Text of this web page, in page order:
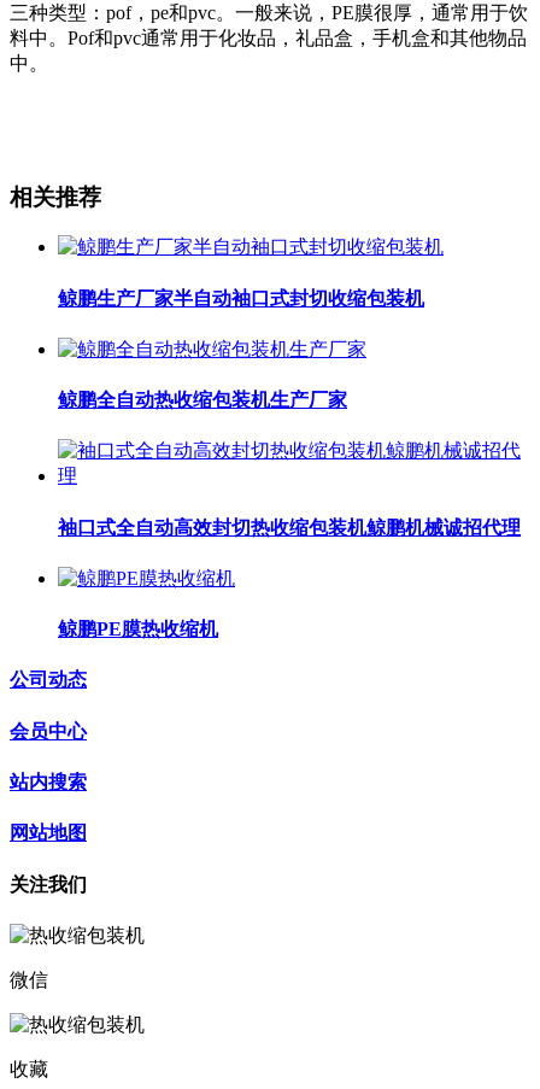
三种类型：pof，pe和pvc。一般来说，PE膜很厚，通常用于饮
料中。Pof和pvc通常用于化妆品，礼品盒，手机盒和其他物品
中。
相关推荐
鲸鹏生产厂家半自动袖口式封切收缩包装机
鲸鹏全自动热收缩包装机生产厂家
袖口式全自动高效封切热收缩包装机鲸鹏机械诚招代理
鲸鹏PE膜热收缩机
公司动态
会员中心
站内搜索
网站地图
关注我们
微信
收藏